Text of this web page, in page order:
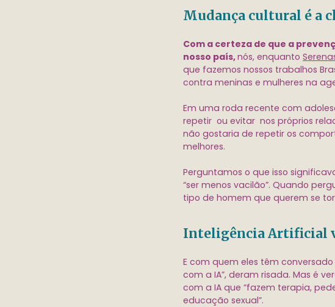
Mudança cultural é a
Com a certeza de que a
nosso país,nós, enquanto
que fazemos nossos trabalhos
contra meninas e mulheres na
Em uma roda recente com
repetir ou evitar nos próprios
não gostaria de repetir os
melhores.
Perguntamos o que isso
“ser menos vacilão”. Quando
tipo de homem que querem se
Inteligência Artificial
E com quem eles têm
com a IA”, deram risada. Mas é
com a IA que “fazem terapia,
educação sexual”.